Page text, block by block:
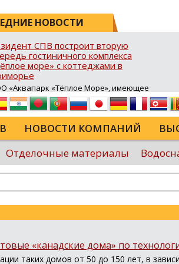
НОВОСТИ
СПВ построит вторую
гостиничного комплекса
море» с коттеджами в
«Аквапарк «Тёплое Море», имеющее
резидента свободного порта
(СПВ), продолжает развитие
инфраструктуры в Хасанском
Приморского края. В посёлке
на юго‑восточном побережье
Брюса стартовало
второй очереди гостиничного
«Тёплое море». В рамках проекта
процедура свободной таможенной
(СТЗ), позволяющая ...
НОВОСТИ КОМПАНИЙ
Отделочные материалы
Еще
«канадские дома» по
таких домов от 50 до 150 лет, в